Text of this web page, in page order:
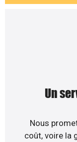
Un
Nous
coût, voire la